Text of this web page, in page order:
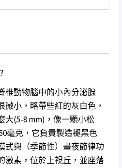
椎動物腦中的小內分泌腺
微小，略帶些紅的灰白色，
大(5-8 mm)，像一顆小松
毫克，它負責製造褪黑色
式與（季節性）晝夜節律功
激素，位於上視丘，並座落